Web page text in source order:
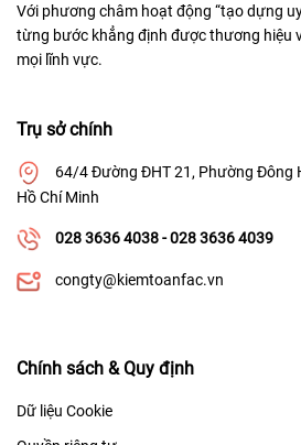
Với phương châm hoạt động “tạo dựng
từng bước khẳng định được thương hiệu
mọi lĩnh vực.
Trụ sở chính
64/4 Đường ĐHT 21, Phường Đông
Hồ Chí Minh
028 3636 4038 - 028 3636 4039
congty@kiemtoanfac.vn
Chính sách & Quy định
Dữ liệu Cookie